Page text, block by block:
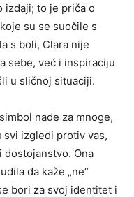
izdaji; to je priča o
su se suočile s
s boli, Clara nije
sebe, već i inspiraciju
u sličnoj situaciji.
nade za mnoge,
svi izgledi protiv vas,
dostojanstvo. Ona
da kaže „ne“
bori za svoj identitet i